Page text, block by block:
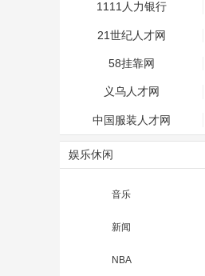
1111人力银行
21世纪人才网
58挂靠网
义乌人才网
中国服装人才网
娱乐休闲
音乐
新闻
NBA